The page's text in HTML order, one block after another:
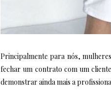
Principalmente para nós,
fechar um contrato com um
demonstrar ainda mais a